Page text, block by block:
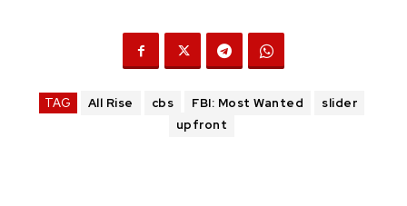
TAG All Rise cbs FBI: Most Wanted
slider
upfront